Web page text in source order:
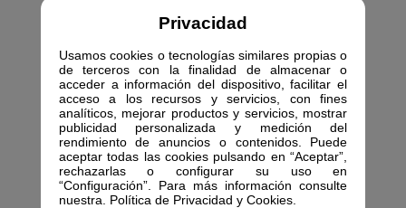
Privacidad
Usamos cookies o tecnologías similares propias o
de terceros con la finalidad de almacenar o
acceder a información del dispositivo, facilitar el
acceso a los recursos y servicios, con fines
analíticos, mejorar productos y servicios, mostrar
publicidad personalizada y medición del
rendimiento de anuncios o contenidos. Puede
aceptar todas las cookies pulsando en “Aceptar”,
rechazarlas o configurar su uso en
“Configuración”. Para más información consulte
nuestra. Política de Privacidad y Cookies.
SF-CBRACKET-0811
SOPORTE TECHO D139
AL195 WH
771380
SF-CBRACKET-0812
SOPORTE TECHO D155
AL195 WH
771381